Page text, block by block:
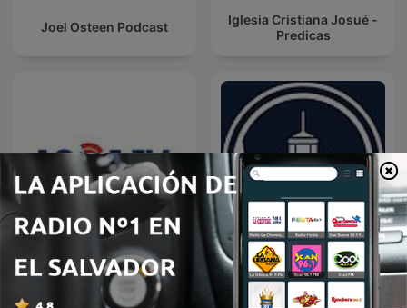
Joel Osteen Podcast
Iglesia Cristiana Josué -
Predicas
Restauracion Predicaciones Cristianas